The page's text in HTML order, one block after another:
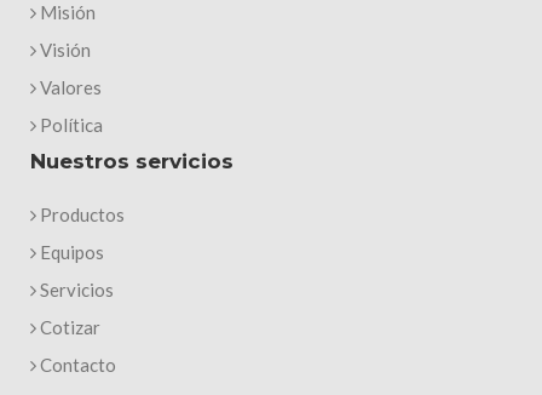
Misión
Visión
Valores
Política
Nuestros servicios
Productos
Equipos
Servicios
Cotizar
Contacto